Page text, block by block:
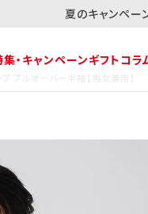
夏のキャンペー
集・キャンペーンギフトコラ